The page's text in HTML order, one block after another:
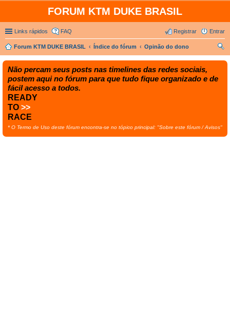
FORUM KTM DUKE BRASIL
Links rápidos FAQ Entrar
Registrar
Forum KTM DUKE BRASIL Índice do fórum
Opinão do dono
sar
Não percam seus posts nas timelines das redes sociais,
postem aqui no fórum para que tudo fique organizado e de
fácil acesso a todos.
READY
TO >>
RACE
* O Termo de Uso deste fórum encontra-se no tópico principal: "Sobre este fórum / Avisos"